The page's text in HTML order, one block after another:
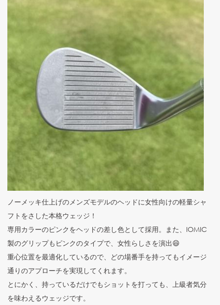
ノーメッキ仕上げのメンズモデルのヘッドに女性向けの軽量シャ
フトをさした本格ウェッジ！
専用カラーのピンクをヘッドの差し色として採用。また、IOMIC
製のグリップもピンクのタイプで、女性らしさを演出😄
重心位置を最適化しているので、どの場番手を持ってもイメージ
通りのアプローチを実現してくれます。
とにかく、持っているだけでもショットを打っても、上級者気分
を味わえるウェッジです。